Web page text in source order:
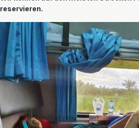
reservieren.